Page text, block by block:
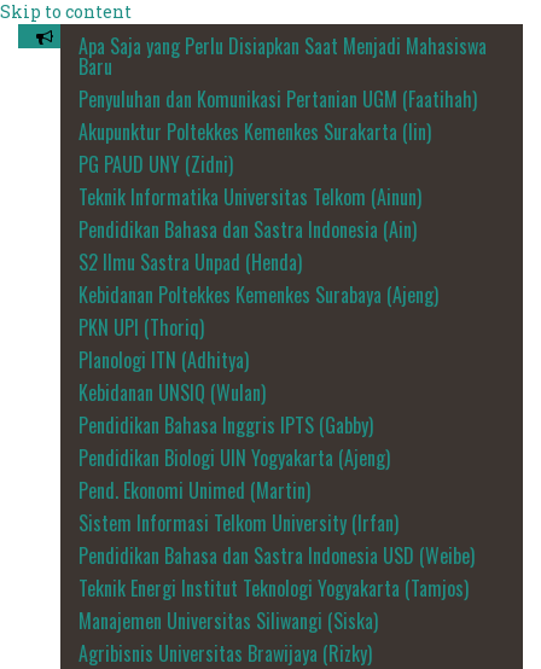
Skip to content
Apa Saja yang Perlu Disiapkan Saat Menjadi Mahasiswa
Baru
Penyuluhan dan Komunikasi Pertanian UGM (Faatihah)
Akupunktur Poltekkes Kemenkes Surakarta (Iin)
PG PAUD UNY (Zidni)
Teknik Informatika Universitas Telkom (Ainun)
Pendidikan Bahasa dan Sastra Indonesia (Ain)
S2 Ilmu Sastra Unpad (Henda)
Kebidanan Poltekkes Kemenkes Surabaya (Ajeng)
PKN UPI (Thoriq)
Planologi ITN (Adhitya)
Kebidanan UNSIQ (Wulan)
Pendidikan Bahasa Inggris IPTS (Gabby)
Pendidikan Biologi UIN Yogyakarta (Ajeng)
Pend. Ekonomi Unimed (Martin)
Sistem Informasi Telkom University (Irfan)
Pendidikan Bahasa dan Sastra Indonesia USD (Weibe)
Teknik Energi Institut Teknologi Yogyakarta (Tamjos)
Manajemen Universitas Siliwangi (Siska)
Agribisnis Universitas Brawijaya (Rizky)